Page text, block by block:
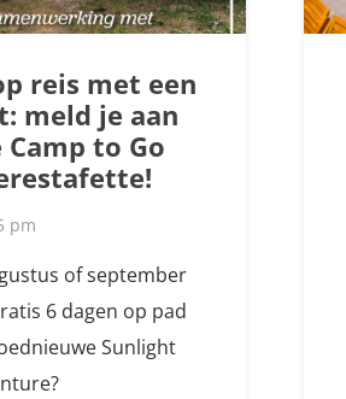
reis met een
meld je aan
to Go
pm
of september
6 dagen op pad
Sunlight